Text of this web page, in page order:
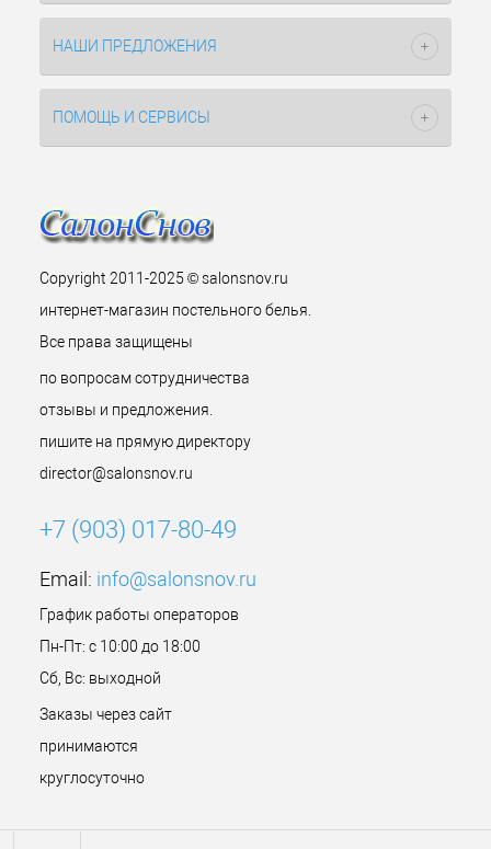
НАШИ ПРЕДЛОЖЕНИЯ
ПОМОЩЬ И СЕРВИСЫ
Copyright 2011-2025 © salonsnov.ru
интернет-магазин постельного белья.
Все права защищены
по вопросам сотрудничества
отзывы и предложения.
пишите на прямую директору
director@salonsnov.ru
+7 (903) 017-80-49
Email: info@salonsnov.ru
График работы операторов
Пн-Пт: с 10:00 до 18:00
Сб, Вс: выходной
Заказы через сайт
принимаются
круглосуточно